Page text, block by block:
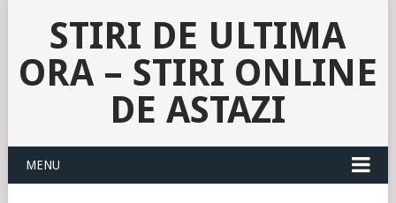
STIRI DE ULTIMA
ORA – STIRI ONLINE
DE ASTAZI
MENU